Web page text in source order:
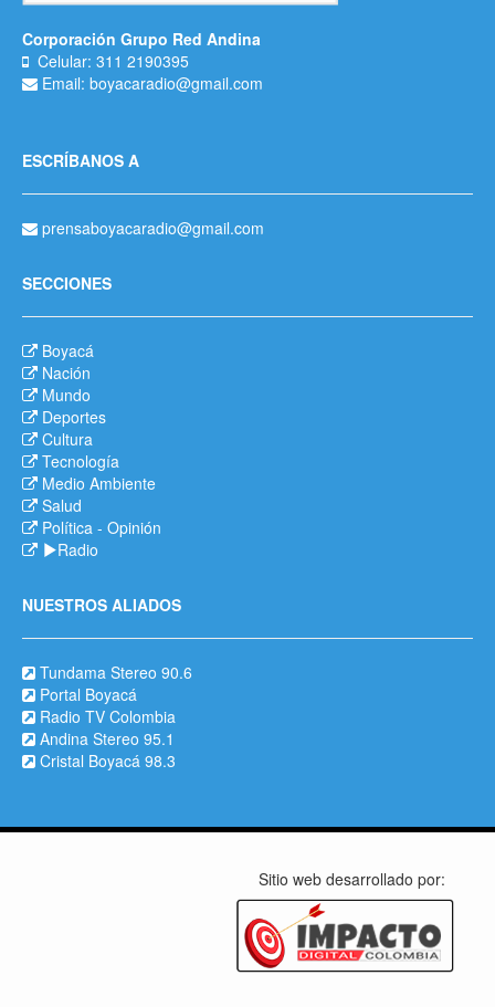
Corporación Grupo Red Andina
Celular: 311 2190395
Email: boyacaradio@gmail.com
ESCRÍBANOS A
prensaboyacaradio@gmail.com
SECCIONES
Boyacá
Nación
Mundo
Deportes
Cultura
Tecnología
Medio Ambiente
Salud
Política - Opinión
Radio
NUESTROS ALIADOS
Tundama Stereo 90.6
Portal Boyacá
Radio TV Colombia
Andina Stereo 95.1
Cristal Boyacá 98.3
Sitio web desarrollado por: